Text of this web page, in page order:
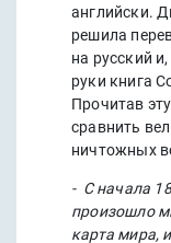
английски.
решила
на русский
руки книга
Прочитав
сравнить
ничтожных
- С начала
произошло
карта мира,